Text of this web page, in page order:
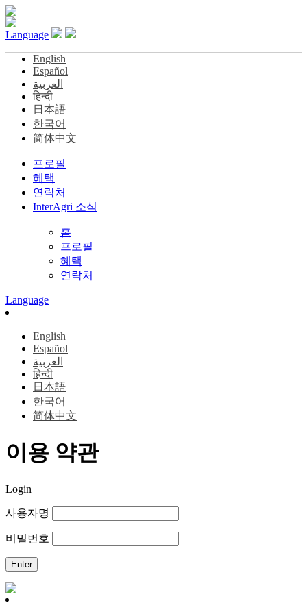
Language
English
Español
العربية
हिन्दी
日本語
한국어
简体中文
프로필
혜택
연락처
InterAgri 소식
홈
프로필
혜택
연락처
Language
English
Español
العربية
हिन्दी
日本語
한국어
简体中文
이용 약관
Login
사용자명
비밀번호